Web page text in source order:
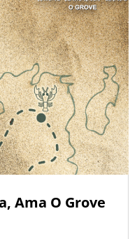
Ama O Grove